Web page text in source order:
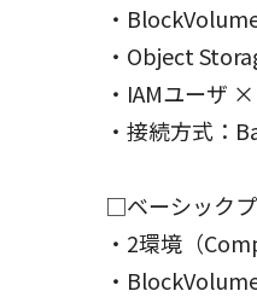
・
・Object
・IAMユーザ
・接続方式：
□ベーシック
・2環境（
・